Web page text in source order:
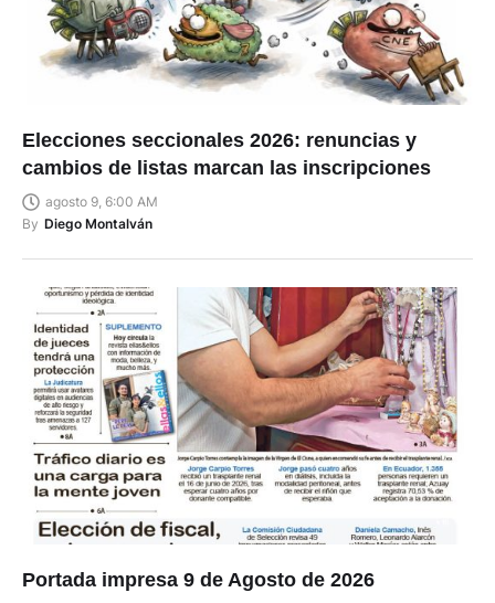
Elecciones seccionales 2026: renuncias y
cambios de listas marcan las inscripciones
agosto 9, 6:00 AM
By Diego Montalván
Portada impresa 9 de Agosto de 2026